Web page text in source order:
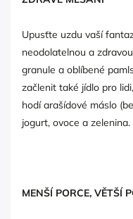
Upusťte uzdu vaší
neodolatelnou a
granule a oblíbené
začlenit také jídlo pro
hodí arašídové máslo
jogurt, ovoce a zelenina.
MENŠÍ PORCE, VĚTŠÍ